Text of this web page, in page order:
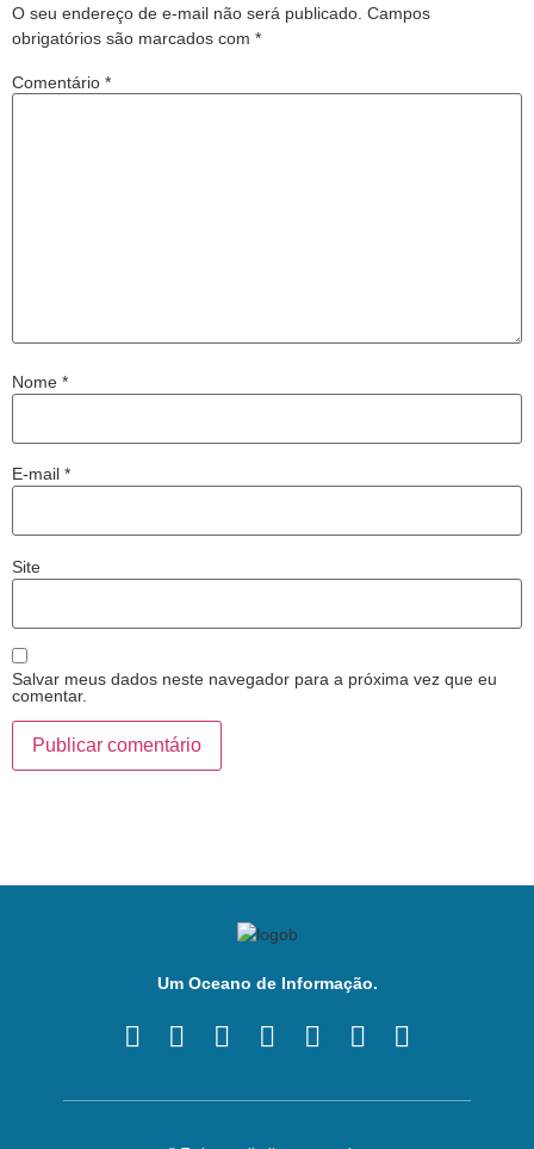
O seu endereço de e-mail não será publicado. Campos
obrigatórios são marcados com *
Comentário *
Nome *
E-mail *
Site
Salvar meus dados neste navegador para a próxima vez que eu
comentar.
Um Oceano de Informação.